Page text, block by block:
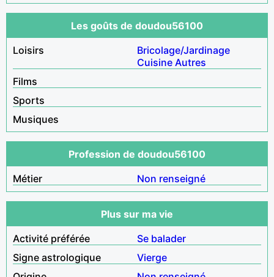
Les goûts de doudou56100
Loisirs
Bricolage/Jardinage
Cuisine Autres
Films
Sports
Musiques
Profession de doudou56100
Métier
Non renseigné
Plus sur ma vie
Activité préférée
Se balader
Signe astrologique
Vierge